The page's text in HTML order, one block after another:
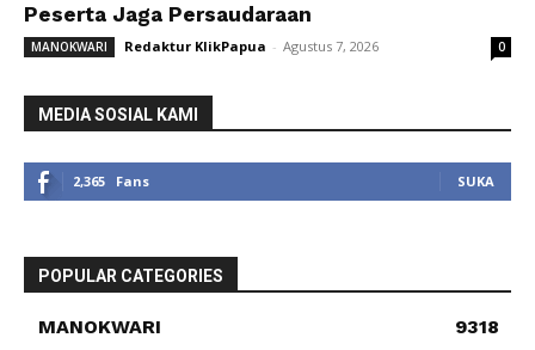
Peserta Jaga Persaudaraan
MANOKWARI Redaktur KlikPapua - Agustus 7, 2026 0
MEDIA SOSIAL KAMI
2,365 Fans SUKA
POPULAR CATEGORIES
MANOKWARI
9318